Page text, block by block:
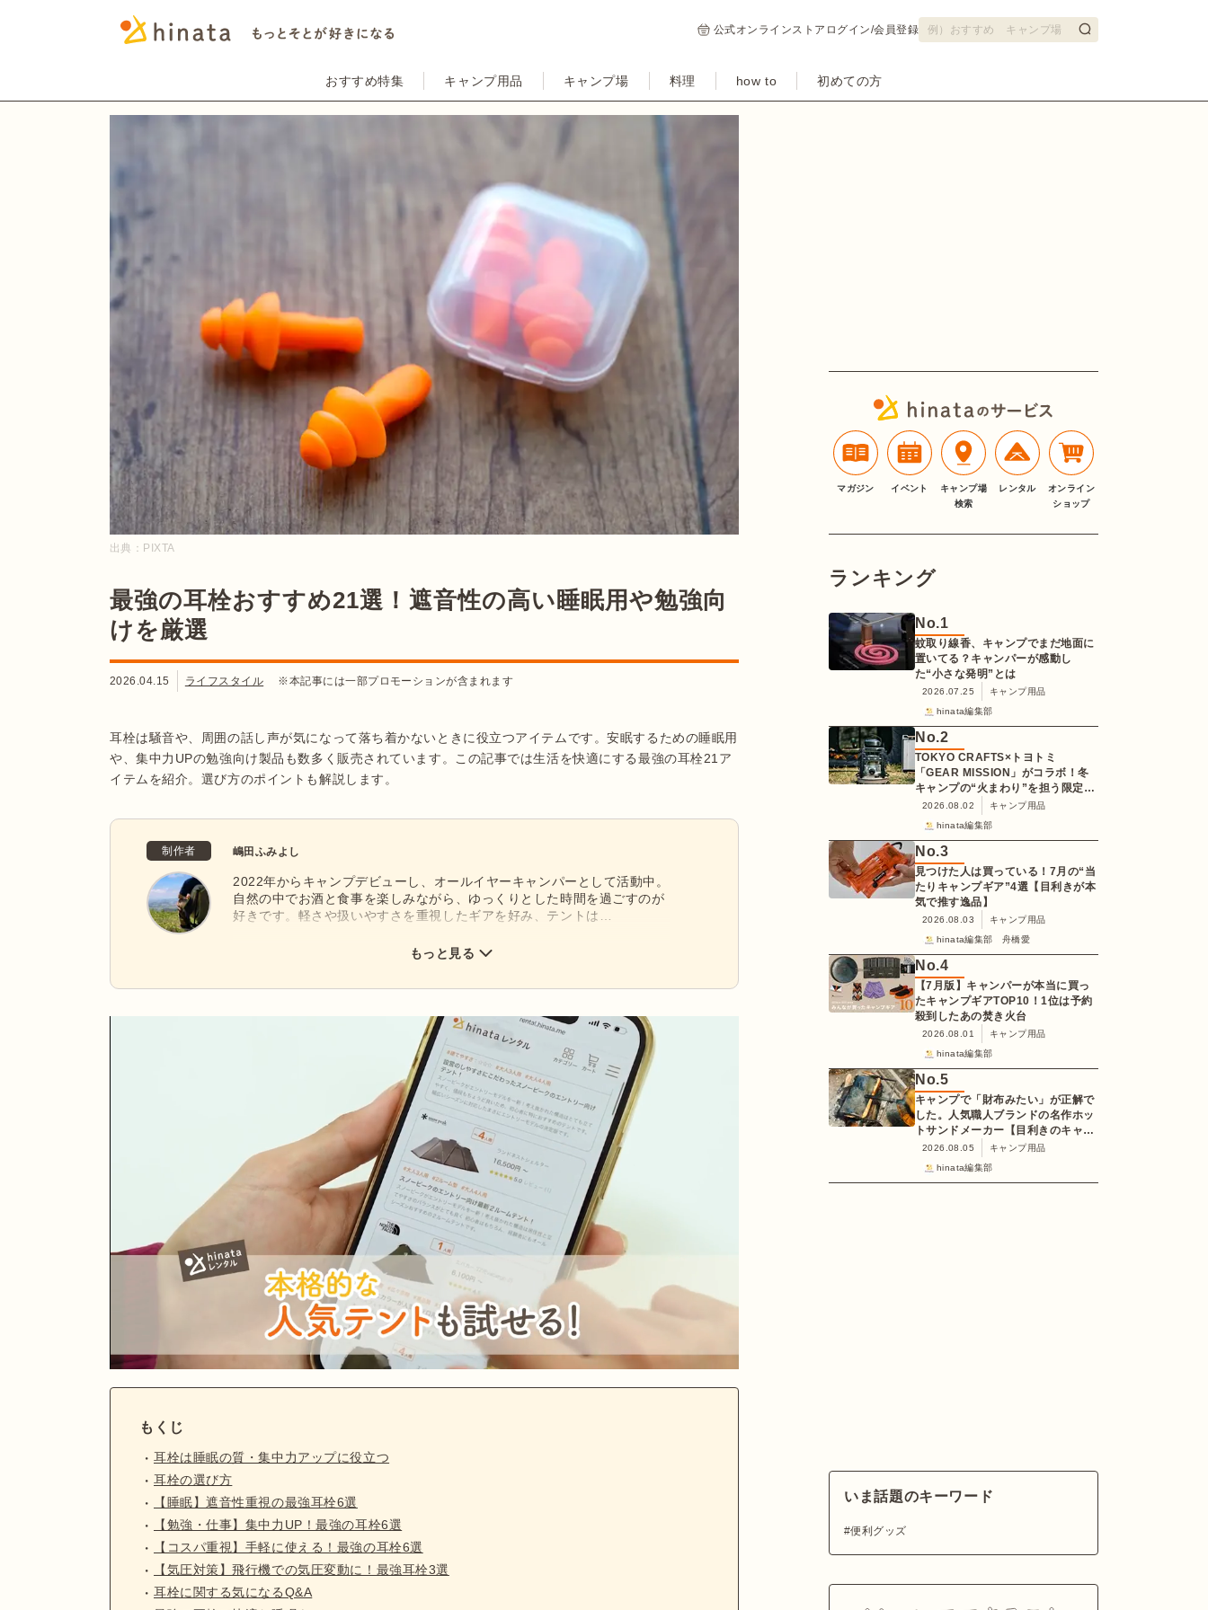
公式オンラインストア ログイン/会員登録
おすすめ特集 キャンプ用品 キャンプ場 料理 how to 初めての方
出典： PIXTA
最強の耳栓おすすめ21選！遮音性の高い睡眠用や勉強向
けを厳選
2026.04.15 ライフスタイル ※本記事には一部プロモーションが含まれます
耳栓は騒音や、周囲の話し声が気になって落ち着かないときに役立つアイテムです。安眠するための睡眠用
や、集中力UPの勉強向け製品も数多く販売されています。この記事では生活を快適にする最強の耳栓21ア
イテムを紹介。選び方のポイントも解説します。
制作者 嶋田ふみよし
2022年からキャンプデビューし、オールイヤーキャンパーとして活動中。
自然の中でお酒と食事を楽しみながら、ゆっくりとした時間を過ごすのが
好きです。軽さや扱いやすさを重視したギアを好み、テントは
近に感じられるキャンプ場を追い求めています。
もっと見る
もくじ
耳栓は睡眠の質・集中力アップに役立つ
耳栓の選び方
【睡眠】遮音性重視の最強耳栓6選
【勉強・仕事】集中力UP！最強の耳栓6選
【コスパ重視】手軽に使える！最強の耳栓6選
【気圧対策】飛行機での気圧変動に！最強耳栓3選
耳栓に関する気になるQ&A
マガジン イベント
キャンプ場
検索
レンタル
オンライン
ショップ
ランキング
No.1
蚊取り線香、キャンプでまだ地面に
置いてる？キャンパーが感動し
た“小さな発明”とは
2026.07.25
キャンプ用品
hinata編集部
No.2
TOKYO CRAFTS×トヨトミ
「GEAR MISSION」がコラボ！冬
キャンプの“火まわり”を担う限定
K3クッキングストーブが登場
2026.08.02
キャンプ用品
hinata編集部
No.3
見つけた人は買っている！7月の“当
たりキャンプギア”4選【目利きが本
気で推す逸品】
2026.08.03
キャンプ用品
hinata編集部 舟橋愛
No.4
【7月版】キャンパーが本当に買っ
たキャンプギアTOP10！1位は予約
殺到したあの焚き火台
2026.08.01
キャンプ用品
hinata編集部
No.5
キャンプで「財布みたい」が正解で
した。人気職人ブランドの名作ホッ
トサンドメーカー【目利きのキャン
プギア】
2026.08.05
キャンプ用品
hinata編集部
いま話題のキーワード
便利グッズ